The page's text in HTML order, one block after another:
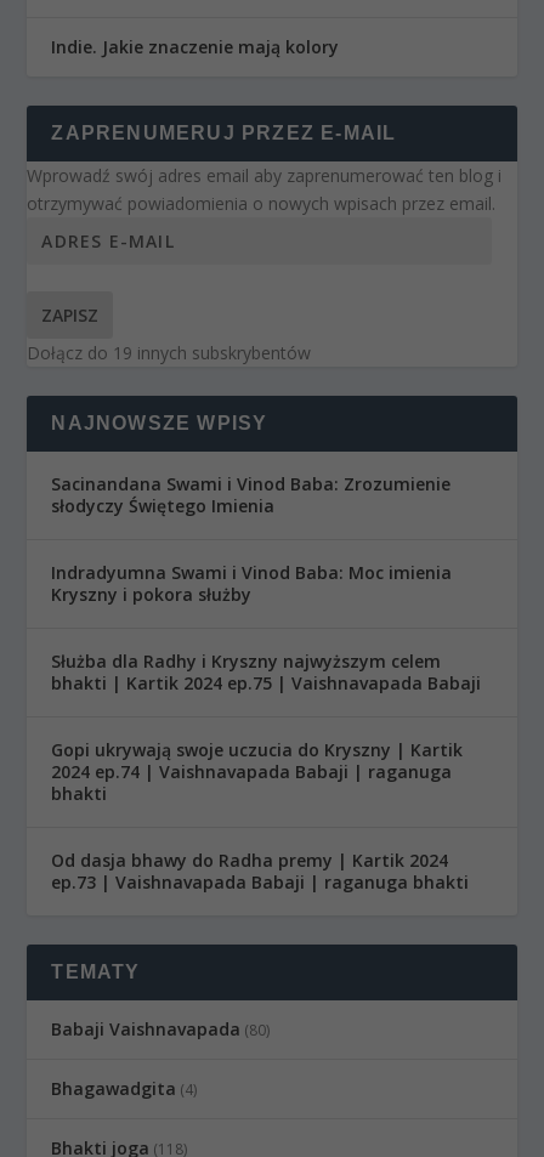
Indie. Jakie znaczenie mają kolory
ZAPRENUMERUJ PRZEZ E-MAIL
Wprowadź swój adres email aby zaprenumerować ten blog i
otrzymywać powiadomienia o nowych wpisach przez email.
ZAPISZ
Dołącz do 19 innych subskrybentów
NAJNOWSZE WPISY
Sacinandana Swami i Vinod Baba: Zrozumienie
słodyczy Świętego Imienia
Indradyumna Swami i Vinod Baba: Moc imienia
Kryszny i pokora służby
Służba dla Radhy i Kryszny najwyższym celem
bhakti | Kartik 2024 ep.75 | Vaishnavapada Babaji
Gopi ukrywają swoje uczucia do Kryszny | Kartik
2024 ep.74 | Vaishnavapada Babaji | raganuga
bhakti
Od dasja bhawy do Radha premy | Kartik 2024
ep.73 | Vaishnavapada Babaji | raganuga bhakti
TEMATY
Babaji Vaishnavapada (80)
Bhagawadgita (4)
Bhakti joga (118)